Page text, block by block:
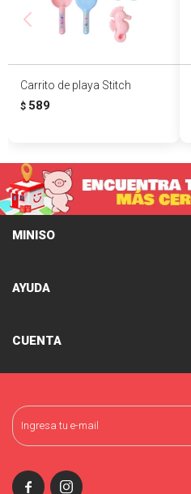
Carrito de playa Stitch
$ 589
 
MINISO
AYUDA
CUENTA